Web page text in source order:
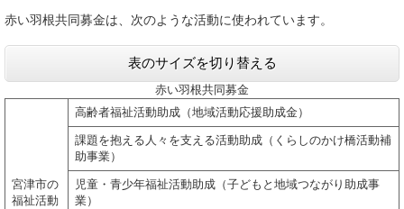
赤い羽根共同募金は、次のような活動に使われています。
表のサイズを切り替える
赤い羽根共同募金
宮津市の
福祉活動
高齢者福祉活動助成（地域活動応援助成金）
課題を抱える人々を支える活動助成（くらしのかけ橋活動補
助事業）
児童・青少年福祉活動助成（子どもと地域つながり助成事
業）